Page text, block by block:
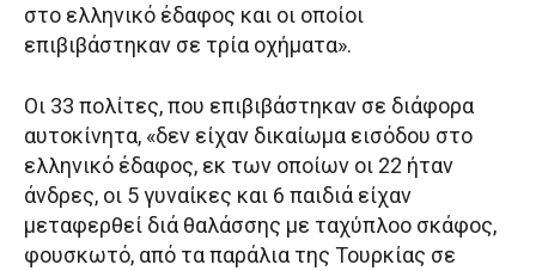
στο ελληνικό έδαφος και οι οποίοι
επιβιβάστηκαν σε τρία οχήματα».
Οι 33 πολίτες, που επιβιβάστηκαν σε διάφορα
αυτοκίνητα, «δεν είχαν δικαίωμα εισόδου στο
ελληνικό έδαφος, εκ των οποίων οι 22 ήταν
άνδρες, οι 5 γυναίκες και 6 παιδιά είχαν
μεταφερθεί διά θαλάσσης με ταχύπλοο σκάφος,
φουσκωτό, από τα παράλια της Τουρκίας σε